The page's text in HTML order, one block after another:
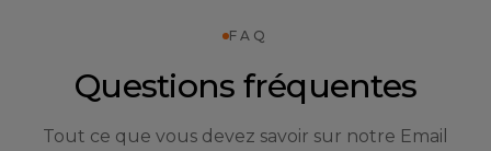
FAQ
Questions fréquentes
Tout ce que vous devez savoir sur notre Email